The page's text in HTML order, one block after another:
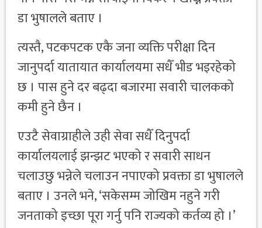
डा भुषालले बताए ।
त्यस्तै, पटकपटक एकै जना व्यक्ति परीक्षा दिन
जानुपर्दा यातायात कार्यालयमा सधैँ भीड भइरहेको
छ । पास हुने दर बढ्दा बजारमा सवारी चालकको
कमी हुने छैन ।
एउटै सेवाग्राहीले उही सेवा सधैँ दिनुपर्दा
कार्यालयलाई झन्झट भएको र सवारी साधन
चलाउछु भन्नेले चलाउन नपाएको प्रवक्ता डा भुषालले
बताए । उनले भने, ‘सकेसम्म जोखिम नहुने गरी
जनताको इच्छा पूरा गर्नु पनि राज्यको कर्तव्य हो ।’